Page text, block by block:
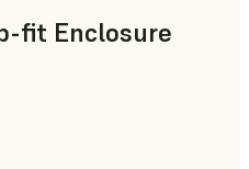
fit Enclosure